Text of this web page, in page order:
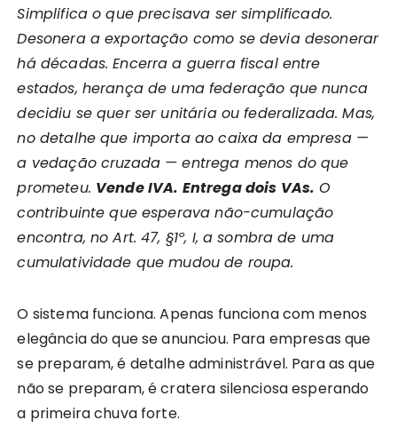
Simplifica o que precisava ser simplificado.
Desonera a exportação como se devia desonerar
há décadas. Encerra a guerra fiscal entre
estados, herança de uma federação que nunca
decidiu se quer ser unitária ou federalizada. Mas,
no detalhe que importa ao caixa da empresa —
a vedação cruzada — entrega menos do que
prometeu. Vende IVA. Entrega dois VAs. O
contribuinte que esperava não-cumulação
encontra, no Art. 47, §1º, I, a sombra de uma
cumulatividade que mudou de roupa.
O sistema funciona. Apenas funciona com menos
elegância do que se anunciou. Para empresas que
se preparam, é detalhe administrável. Para as que
não se preparam, é cratera silenciosa esperando
a primeira chuva forte.